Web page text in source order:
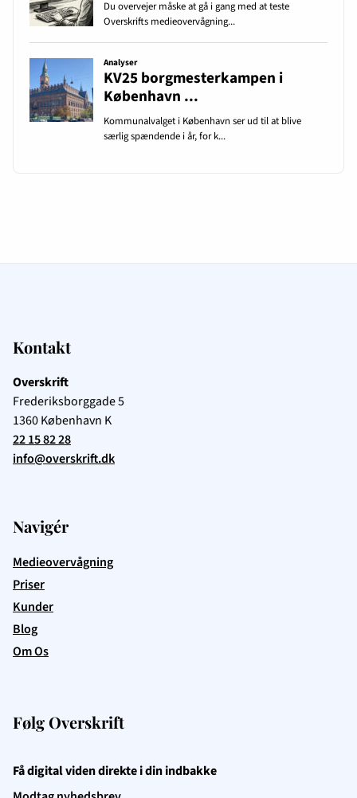
Kontakt
Overskrift
Frederiksborggade 5
1360København K
22 15 82 28
info@overskrift.dk
Navigér
Medieovervågning
Priser
Kunder
Blog
Om Os
Følg Overskrift
Få digital viden direkte i din indbakke